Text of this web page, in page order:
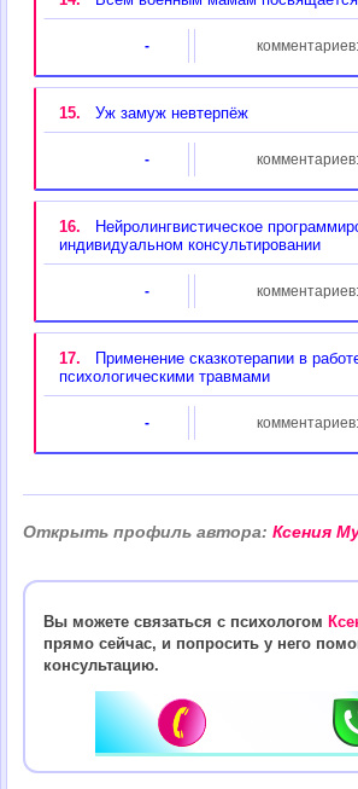
- комментариев:
15. Уж замуж невтерпёж
- комментариев:
16.
Нейролингвистическое
индивидуальном консультировании
- комментариев:
17.
Применение сказкотерапии в
психологическими травмами
- комментариев:
Открыть профиль автора: Ксения
Вы можете связаться с психологом
прямо сейчас, и попросить у него
консультацию.